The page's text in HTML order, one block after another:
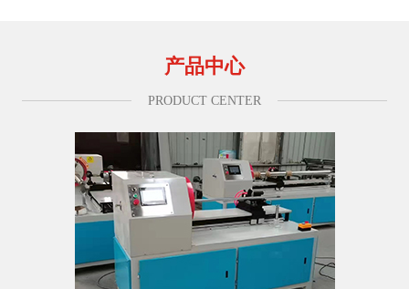
产品中心
PRODUCT CENTER